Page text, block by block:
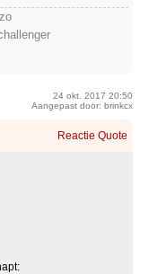
24 okt. 2017 20:50
Aangepast door: brinkcx
Reactie Quote